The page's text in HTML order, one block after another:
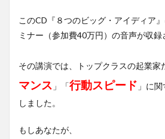
このCD『８つのビッグ・アイディア
ミナー（参加費40万円）の音声が収録
その講演では、トップクラスの起業家
マンス 」「行動スピード 」に
しました。
もしあなたが、